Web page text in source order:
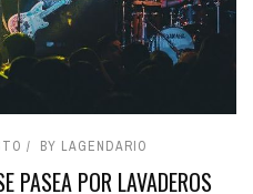
BY LAGENDARIO
PASEA POR LAVADEROS